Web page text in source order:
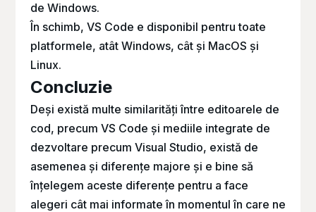
de Windows.
În schimb, VS Code e disponibil pentru toate
platformele, atât Windows, cât și MacOS și
Linux.
Concluzie
Deși există multe similarități între editoarele de
cod, precum VS Code și mediile integrate de
dezvoltare precum Visual Studio, există de
asemenea și diferențe majore și e bine să
înțelegem aceste diferențe pentru a face
alegeri cât mai informate în momentul în care ne